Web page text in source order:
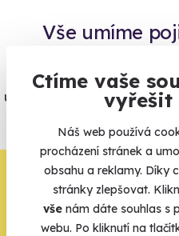
Ctíme vaše
vyřešit
Náš web používá
procházení stránek a
obsahu a reklamy. Díky
stránky zlepšovat.
vše nám dáte souhlas s
webu. Po kliknutí na
Vše umíme
Jeden nikdy neví.
úrazové pojištění z nabídky
Vše o pojištění
Zbývá jeden
zbytek